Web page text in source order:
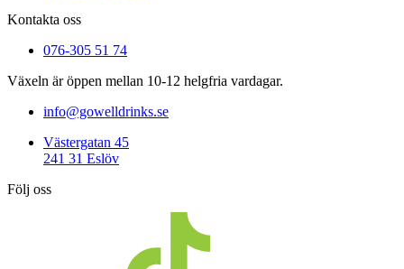
Kontakta oss
076-305 51 74
Växeln är öppen mellan 10-12 helgfria vardagar.
info@gowelldrinks.se
Västergatan 45
241 31 Eslöv
Följ oss